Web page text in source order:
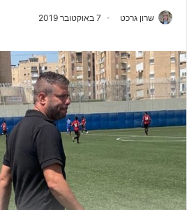
שרון גרכט 7 באוקטובר 2019